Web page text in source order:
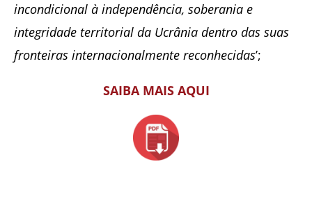
incondicional à independência, soberania e
integridade territorial da Ucrânia dentro das suas
fronteiras internacionalmente reconhecidas’;
SAIBA MAIS AQUI